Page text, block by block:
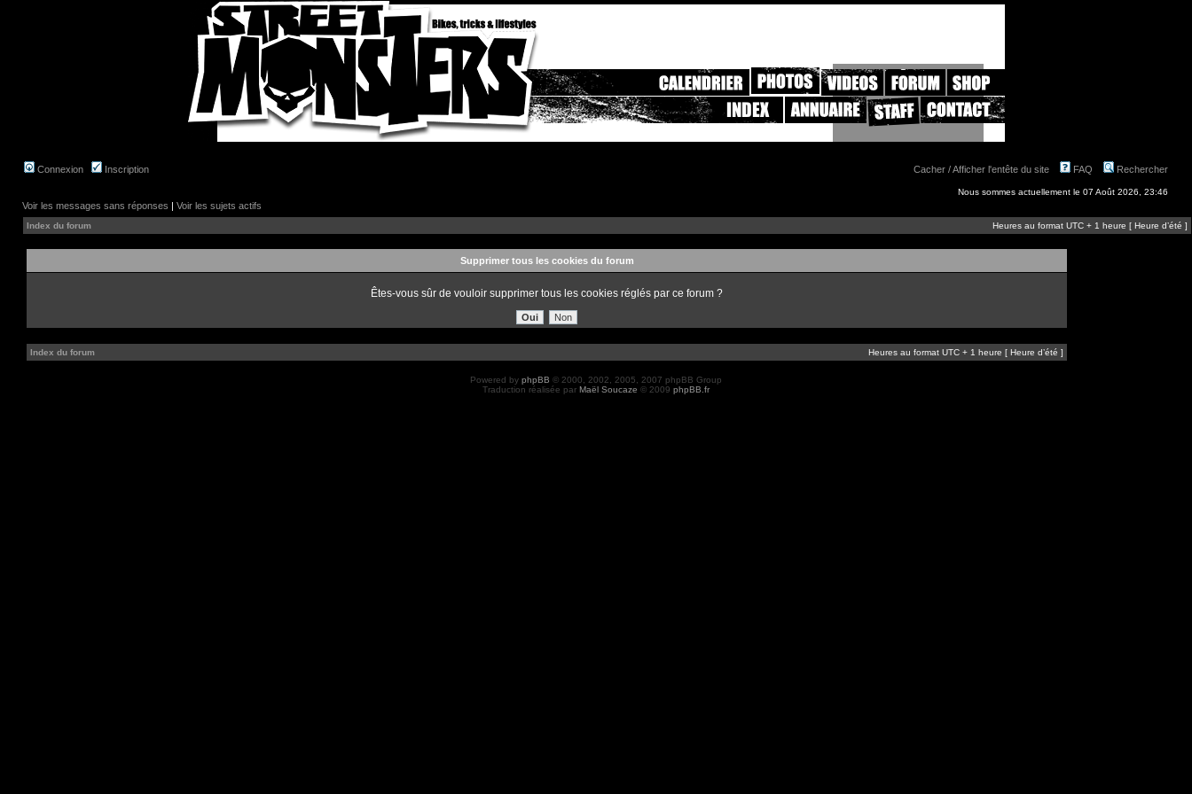
Connexion Inscription Cacher / Afficher l'entête du site FAQ Rechercher
Nous sommes actuellement le 07 Août 2026, 23:46
Voir les messages sans réponses | Voir les sujets actifs
Index du forum Heures au format UTC + 1 heure [ Heure d’été ]
Supprimer tous les cookies du forum
Êtes-vous sûr de vouloir supprimer tous les cookies réglés par ce forum ?
Index du forum Heures au format UTC + 1 heure [ Heure d’été ]
Powered by phpBB © 2000, 2002, 2005, 2007 phpBB Group
Traduction réalisée par Maël Soucaze © 2009 phpBB.fr